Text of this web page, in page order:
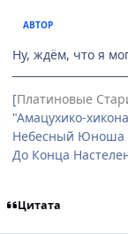
АВТОР
Ну, ждём, что я
[Платиновые
"Амацухико-
Небесный Юноша
До Конца
Цитата